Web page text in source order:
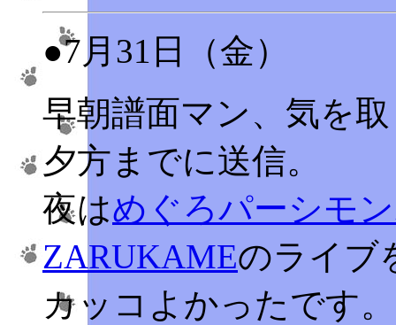
●7月31日（金）
早朝譜面マン、気を
夕方までに送信。
夜はめぐろパーシモ
ZARUKAMEのライブ
カッコよかったです。